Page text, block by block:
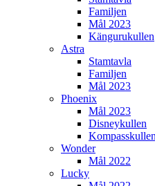
Familjen
Mål 2023
Kängurukullen
Astra
Stamtavla
Familjen
Mål 2023
Phoenix
Mål 2023
Disneykullen
Kompasskullen
Wonder
Mål 2022
Lucky